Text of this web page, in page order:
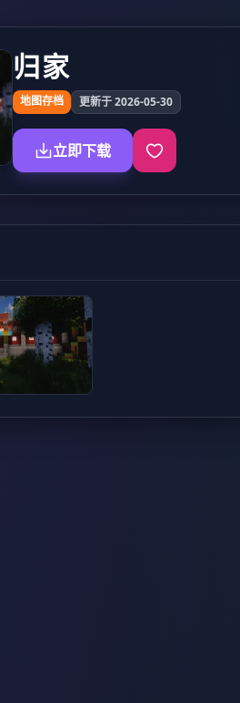
归家
地图存档 更新于 2026-05-30
立即下载